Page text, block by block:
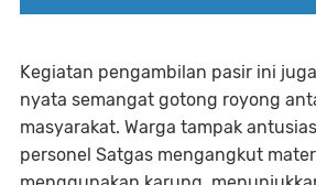
Kegiatan pengambilan pasir ini
nyata semangat gotong royong
masyarakat. Warga tampak
personel Satgas mengangkut